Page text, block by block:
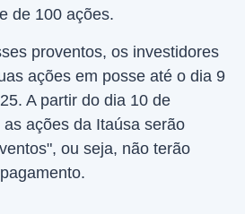
de 100 ações.
proventos, os investidores
ações em posse até o dia 9
A partir do dia 10 de
ações da Itaúsa serão
ou seja, não terão